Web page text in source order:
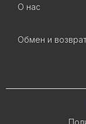
О нас
Обмен и